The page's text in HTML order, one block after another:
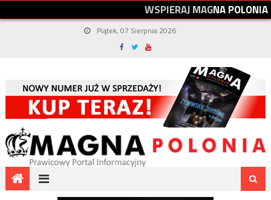
WSPIERAJMAGNAPOLONIA
Piątek, 07 Sierpnia 2026